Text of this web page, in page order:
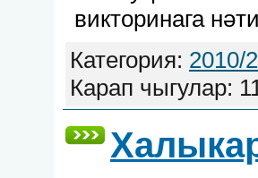
викторинага
Категория: 2010/
Карап чыгулар: